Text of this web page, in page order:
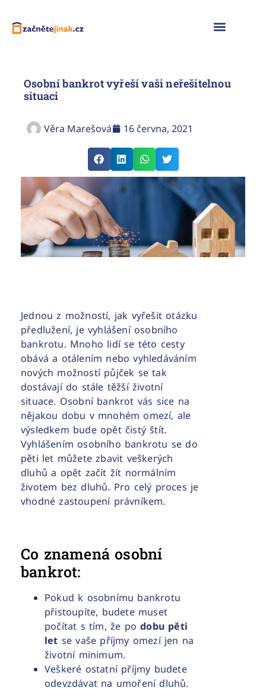
Osobní bankrot vyřeší vaši neřešitelnou
situaci
Věra Marešová 16 června, 2021
Jednou z možností, jak vyřešit otázku
předlužení, je vyhlášení osobního
bankrotu. Mnoho lidí se této cesty
obává a otálením nebo vyhledáváním
nových možností půjček se tak
dostávají do stále těžší životní
situace. Osobní bankrot vás sice na
nějakou dobu v mnohém omezí, ale
výsledkem bude opět čistý štít.
Vyhlášením osobního bankrotu se do
pěti let můžete zbavit veškerých
dluhů a opět začít žít normálním
životem bez dluhů. Pro celý proces je
vhodné zastoupení právníkem.
Co znamená osobní
bankrot:
Pokud k osobnímu bankrotu
přistoupíte, budete muset
počítat s tím, že podobu pěti
let se vaše příjmy omezí jen na
životní minimum.
Veškeré ostatní příjmy budete
odevzdávat na umoření dluhů.